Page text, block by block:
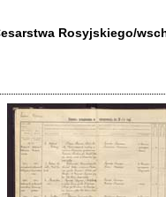
Rosyjskiego/